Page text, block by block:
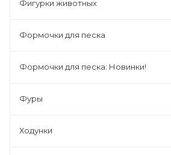
Фигурки животных
Формочки для песка
Формочки для песка: Новинки!
Фуры
Ходунки